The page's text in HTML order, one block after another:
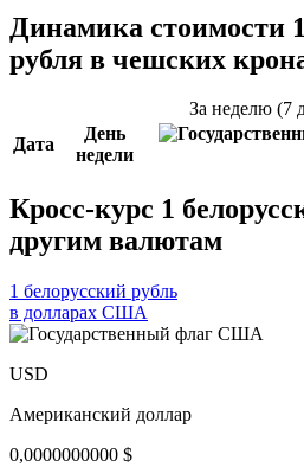
Динамика стоимости 1
рубля в чешских
За неделю (7
Дата
День
недели
Кросс-курс 1
другим валютам
1 белорусский рубль
в долларах США
USD
Американский доллар
0,0000000000 $